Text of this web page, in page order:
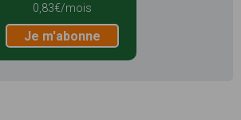
0,83€/mois
Je m'abonne